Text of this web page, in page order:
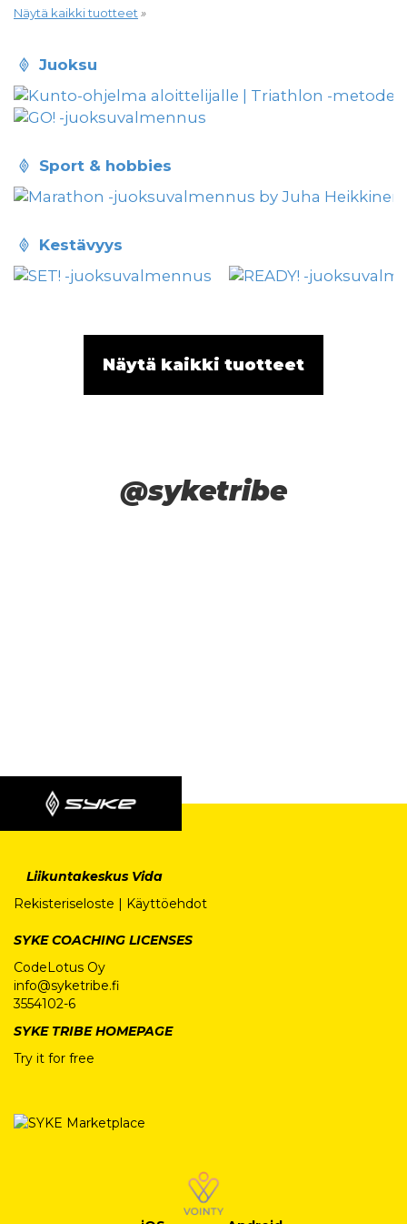
Näytä kaikki tuotteet »
juoksu
sport & hobbies
kestävyys
Näytä kaikki tuotteet
@syketribe
Liikuntakeskus Vida
Rekisteriseloste | Käyttöehdot
SYKE COACHING LICENSES
CodeLotus Oy
info@syketribe.fi
3554102-6
SYKE TRIBE HOMEPAGE
Try it for free